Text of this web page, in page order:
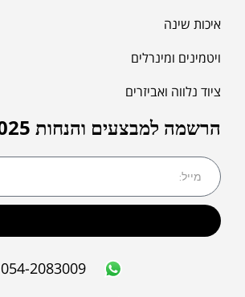
איכות שינה
ויטמינים ומינרלים
ציוד נלווה ואביזרים
הרשמה למבצעים והנחות 2025
054-2083009